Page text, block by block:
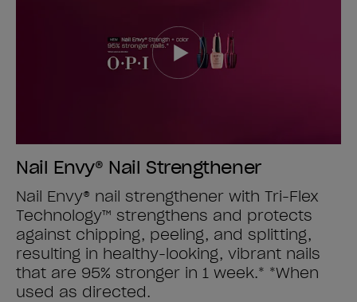
Nail Envy® Nail Strengthener
Nail Envy® nail strengthener with Tri-Flex
Technology™ strengthens and protects
against chipping, peeling, and splitting,
resulting in healthy-looking, vibrant nails
that are 95% stronger in 1 week.* *When
used as directed.